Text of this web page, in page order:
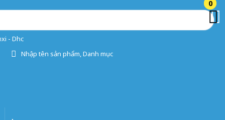
- Dhc
Nhập tên sản phẩm, Danh mục
0
0